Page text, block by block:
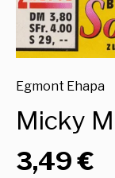
Egmont Ehapa
Micky
3,49 €